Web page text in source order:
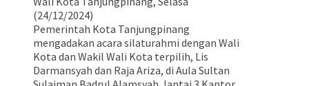
Pemerintah Kota Tanjungpinang
mengadakan acara silaturahmi dengan Wali
Kota dan Wakil Wali Kota terpilih, Lis
Darmansyah dan Raja Ariza, di Aula Sultan